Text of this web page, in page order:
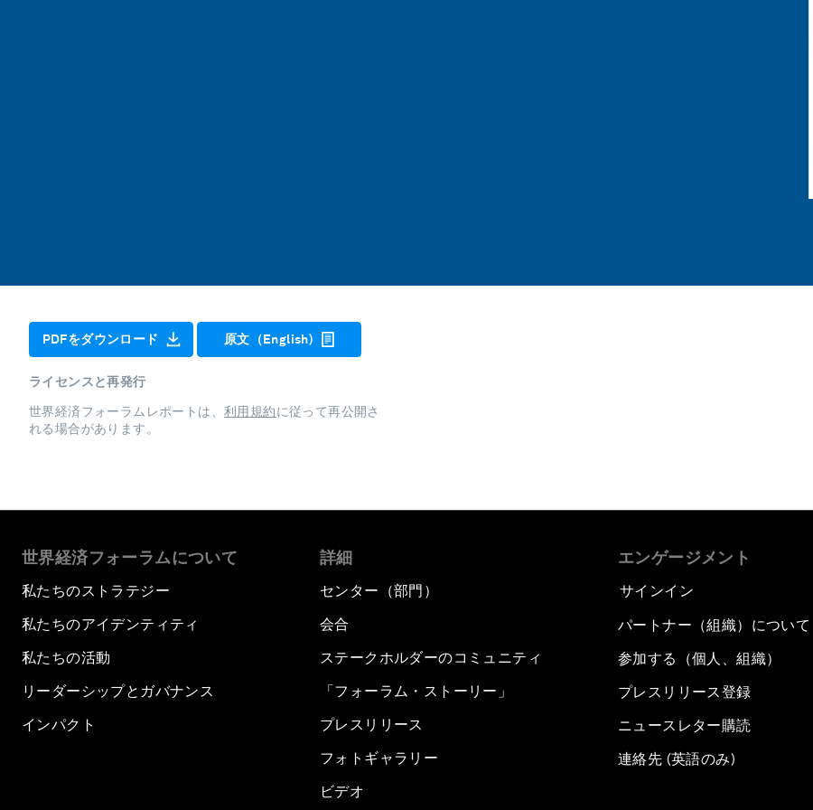
PDFをダウンロード 原文（English)
ライセンスと再発行
世界経済フォーラムレポートは、 利用規約に従って再公開さ
れる場合があります。
世界経済フォーラムについて
私たちのストラテジー
私たちのアイデンティティ
私たちの活動
リーダーシップとガバナンス
インパクト
詳細
センター（部門）
会合
ステークホルダーのコミュニティ
「フォーラム・ストーリー」
プレスリリース
フォトギャラリー
ビデオ
エンゲージメント
サインイン
パートナー（組織）について
参加する（個人、組織）
プレスリリース登録
ニュースレター購読
連絡先 (英語のみ)